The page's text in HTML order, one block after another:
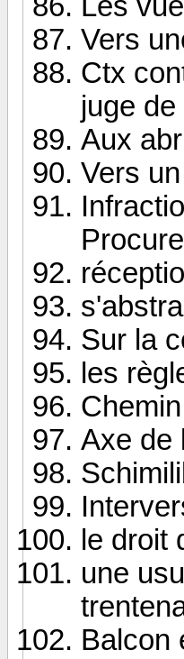
Vers
Ctx
juge
Aux
Vers
Sur la
les
Axe de
le droit
une
Balcon